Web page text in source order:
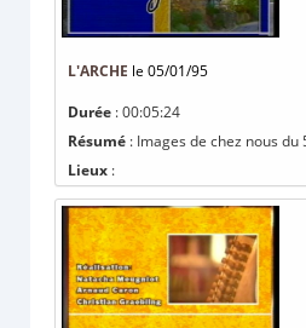
L'ARCHE le 05/01/95
Durée : 00:05:24
Résumé : Images de chez nous
Lieux :